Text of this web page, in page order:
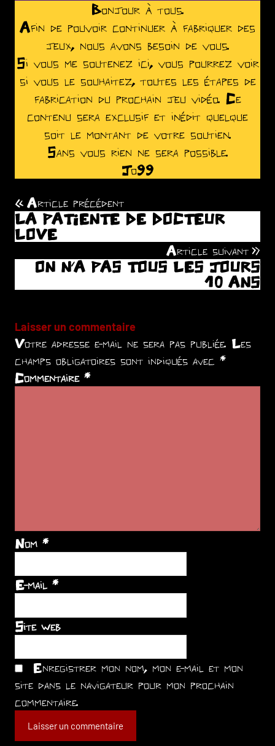
Bonjour à tous.
Afin de pouvoir continuer à fabriquer des
jeux, nous avons besoin de vous.
Si vous me soutenez ici, vous pourrez voir
si vous le souhaitez, toutes les étapes de
fabrication du prochain jeu vidéo. Ce
contenu sera exclusif et inédit quelque
soit le montant de votre soutien.
Sans vous rien ne sera possible.
Jo99
Navigation
de
l’article
Article précédent
LA PATIENTE DE DOCTEUR
LOVE
Article suivant
ON N’A PAS TOUS LES JOURS
10 ANS
Laisser un commentaire
Votre adresse e-mail ne sera pas publiée. Les
champs obligatoires sont indiqués avec *
Commentaire *
Nom *
E-mail *
Site web
Enregistrer mon nom, mon e-mail et mon
site dans le navigateur pour mon prochain
commentaire.